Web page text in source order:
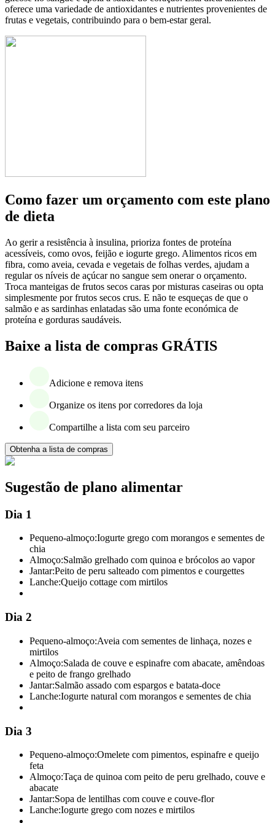
oferece uma variedade de antioxidantes e nutrientes provenientes de
frutas e vegetais, contribuindo para o bem-estar geral.
Como fazer um orçamento com este plano
de dieta
Ao gerir a resistência à insulina, prioriza fontes de proteína
acessíveis, como ovos, feijão e iogurte grego. Alimentos ricos em
fibra, como aveia, cevada e vegetais de folhas verdes, ajudam a
regular os níveis de açúcar no sangue sem onerar o orçamento.
Troca manteigas de frutos secos caras por misturas caseiras ou opta
simplesmente por frutos secos crus. E não te esqueças de que o
salmão e as sardinhas enlatadas são uma fonte económica de
proteína e gorduras saudáveis.
Baixe a lista de compras GRÁTIS
Adicione e remova itens
Organize os itens por corredores da loja
Compartilhe a lista com seu parceiro
Obtenha a lista de compras
Sugestão de plano alimentar
Dia 1
Pequeno-almoço:Iogurte grego com morangos e sementes de
chia
Almoço:Salmão grelhado com quinoa e brócolos ao vapor
Jantar:Peito de peru salteado com pimentos e courgettes
Lanche:Queijo cottage com mirtilos
Dia 2
Pequeno-almoço:Aveia com sementes de linhaça, nozes e
mirtilos
Almoço:Salada de couve e espinafre com abacate, amêndoas
e peito de frango grelhado
Jantar:Salmão assado com espargos e batata-doce
Lanche:Iogurte natural com morangos e sementes de chia
Dia 3
Pequeno-almoço:Omelete com pimentos, espinafre e queijo
feta
Almoço:Taça de quinoa com peito de peru grelhado, couve e
abacate
Jantar:Sopa de lentilhas com couve e couve-flor
Lanche:Iogurte grego com nozes e mirtilos